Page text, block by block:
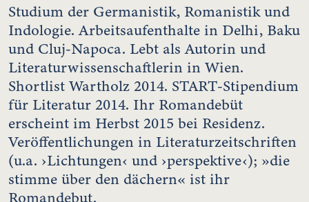
Studium der Germanistik, Romanistik und
Indologie. Arbeitsaufenthalte in Delhi, Baku
und Cluj-Napoca. Lebt als Autorin und
Literaturwissenschaftlerin in Wien.
Shortlist Wartholz 2014. START-Stipendium
für Literatur 2014. Ihr Romandebüt
erscheint im Herbst 2015 bei Residenz.
Veröffentlichungen in Literaturzeitschriften
(u.a. ›Lichtungen‹ und ›perspektive‹); »die
stimme über den dächern« ist ihr
Romandebut.